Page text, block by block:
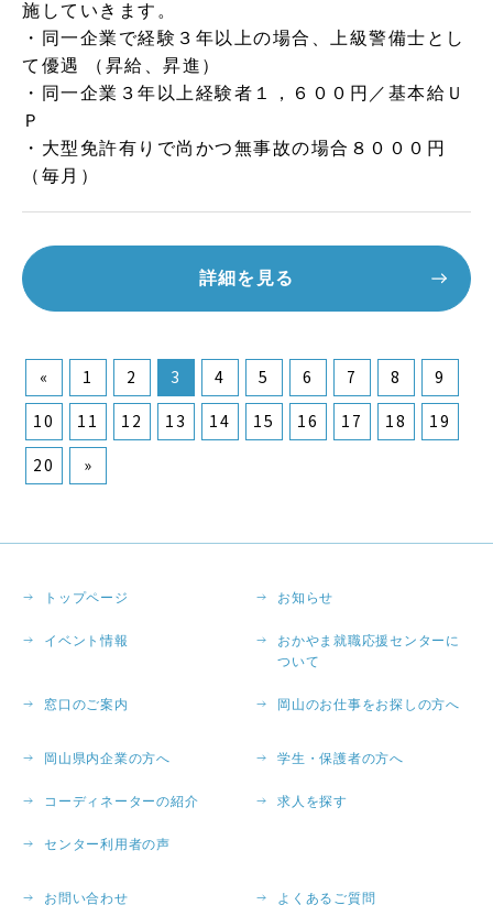
施していきます。
・同一企業で経験３年以上の場合、上級警備士とし
て優遇 （昇給、昇進）
・同一企業３年以上経験者１，６００円／基本給Ｕ
Ｐ
・大型免許有りで尚かつ無事故の場合８０００円
（毎月）
詳細を見る
« 1 2 3 4 5 6 7 8
9
10
11 12 13 14 15 16 17 18
19
20
»
トップページ お知らせ
イベント情報
おかやま就職応援センターに
ついて
窓口のご案内 岡山のお仕事をお探しの方へ
岡山県内企業の方へ 学生・保護者の方へ
コーディネーターの紹介 求人を探す
センター利用者の声
お問い合わせ よくあるご質問